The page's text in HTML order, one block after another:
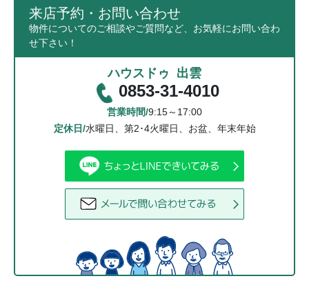
来店予約・お問い合わせ
物件についてのご相談やご質問など、お気軽にお問い合わ
せ下さい！
ハウスドゥ 出雲
0853-31-4010
営業時間/9:15～17:00
定休日/水曜日、第2･4火曜日、お盆、年末年始